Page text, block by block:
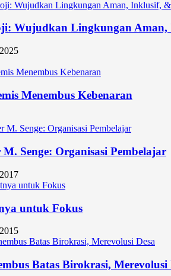
Wujudkan Lingkungan Aman,
Menembus Kebenaran
M. Senge: Organisasi Pembelajar
untuk Fokus
Batas Birokrasi, Merevolusi